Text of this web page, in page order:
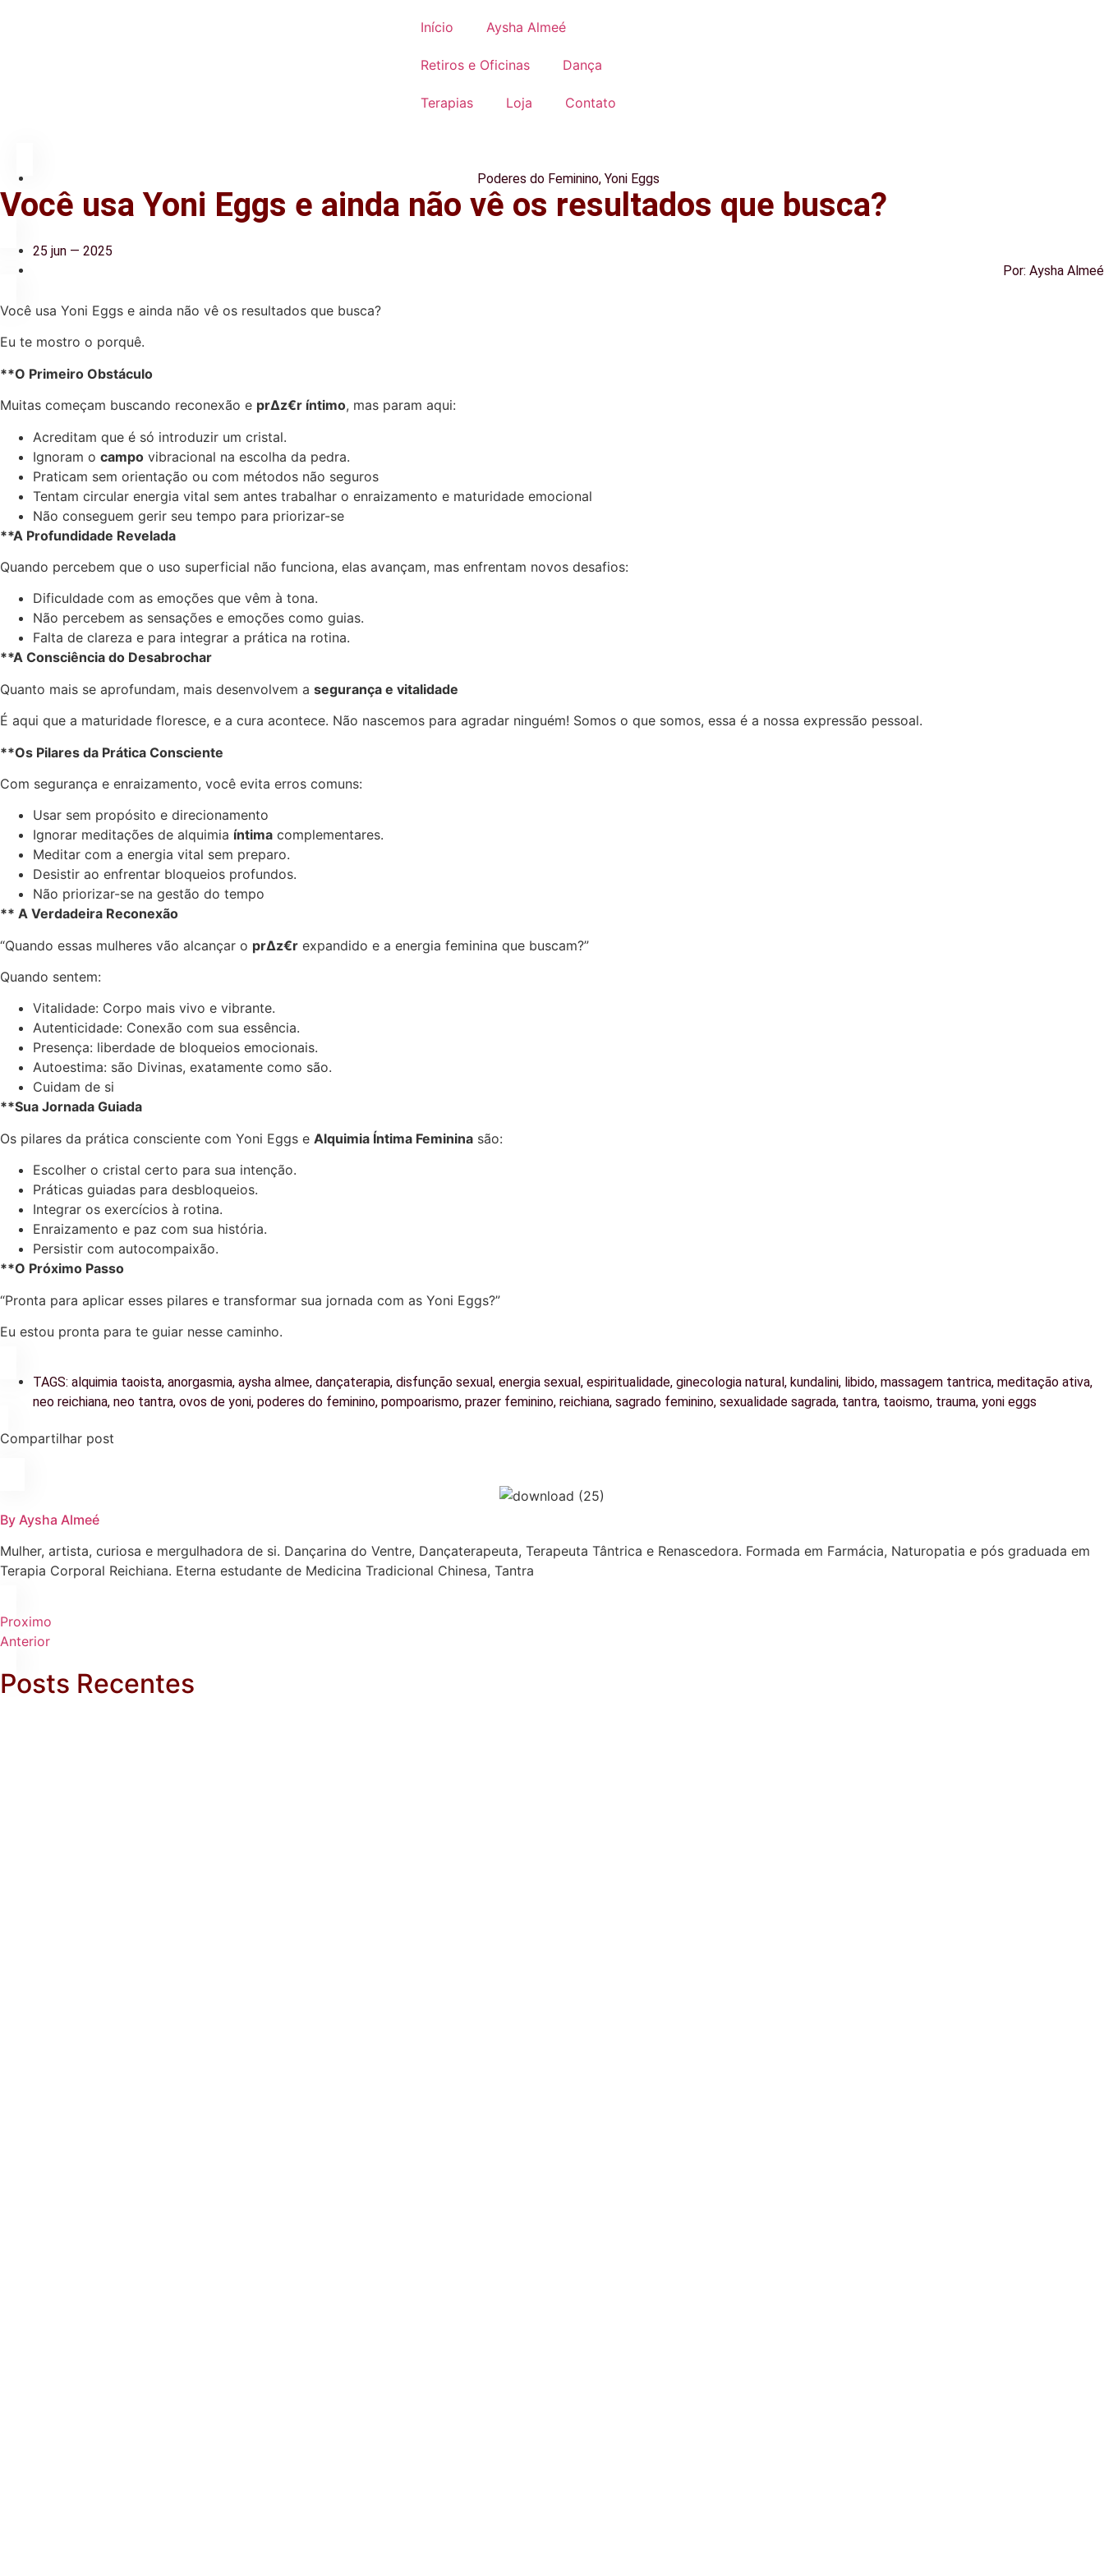
Início Aysha Almeé
Retiros e Oficinas Dança
Terapias Loja Contato
Poderes do Feminino, Yoni Eggs
Você usa Yoni Eggs e ainda não vê os resultados que busca?
25 jun — 2025
Por: Aysha Almeé
Você usa Yoni Eggs e ainda não vê os resultados que busca?
Eu te mostro o porquê.
**O Primeiro Obstáculo
Muitas começam buscando reconexão e pr∆z€r íntimo, mas param aqui:
Acreditam que é só introduzir um cristal.
Ignoram o campo vibracional na escolha da pedra.
Praticam sem orientação ou com métodos não seguros
Tentam circular energia vital sem antes trabalhar o enraizamento e maturidade emocional
Não conseguem gerir seu tempo para priorizar-se
**A Profundidade Revelada
Quando percebem que o uso superficial não funciona, elas avançam, mas enfrentam novos desafios:
Dificuldade com as emoções que vêm à tona.
Não percebem as sensações e emoções como guias.
Falta de clareza e para integrar a prática na rotina.
**A Consciência do Desabrochar
Quanto mais se aprofundam, mais desenvolvem a segurança e vitalidade
É aqui que a maturidade floresce, e a cura acontece. Não nascemos para agradar ninguém! Somos o que somos, essa é a nossa expressão pessoal.
**Os Pilares da Prática Consciente
Com segurança e enraizamento, você evita erros comuns:
Usar sem propósito e direcionamento
Ignorar meditações de alquimia íntima complementares.
Meditar com a energia vital sem preparo.
Desistir ao enfrentar bloqueios profundos.
Não priorizar-se na gestão do tempo
** A Verdadeira Reconexão
“Quando essas mulheres vão alcançar o pr∆z€r expandido e a energia feminina que buscam?”
Quando sentem:
Vitalidade: Corpo mais vivo e vibrante.
Autenticidade: Conexão com sua essência.
Presença: liberdade de bloqueios emocionais.
Autoestima: são Divinas, exatamente como são.
Cuidam de si
**Sua Jornada Guiada
Os pilares da prática consciente com Yoni Eggs e Alquimia Íntima Feminina são:
Escolher o cristal certo para sua intenção.
Práticas guiadas para desbloqueios.
Integrar os exercícios à rotina.
Enraizamento e paz com sua história.
Persistir com autocompaixão.
**O Próximo Passo
“Pronta para aplicar esses pilares e transformar sua jornada com as Yoni Eggs?”
Eu estou pronta para te guiar nesse caminho.
TAGS: alquimia taoista, anorgasmia, aysha almee, dançaterapia, disfunção sexual , energia sexual , espiritualidade, ginecologia natural , kundalini, libido, massagem tantrica, meditação ativa,
neo reichiana, neo tantra, ovos de yoni, poderes do feminino, pompoarismo, prazer feminino, reichiana, sagrado feminino, sexualidade sagrada, tantra, taoismo, trauma, yoni eggs
Compartilhar post
By Aysha Almeé
Mulher, artista, curiosa e mergulhadora de si. Dançarina do Ventre, Dançaterapeuta, Terapeuta Tântrica e Renascedora. Formada em Farmácia, Naturopatia e pós graduada em
Terapia Corporal Reichiana. Eterna estudante de Medicina Tradicional Chinesa, Tantra
Proximo
Anterior
Posts Recentes